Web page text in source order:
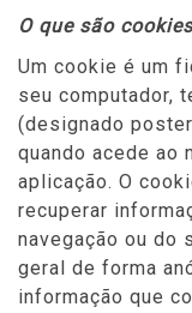
O que são
Um cookie é um
seu computador,
(designado
quando acede ao
aplicação. O
recuperar
navegação ou do
geral de forma
informação que